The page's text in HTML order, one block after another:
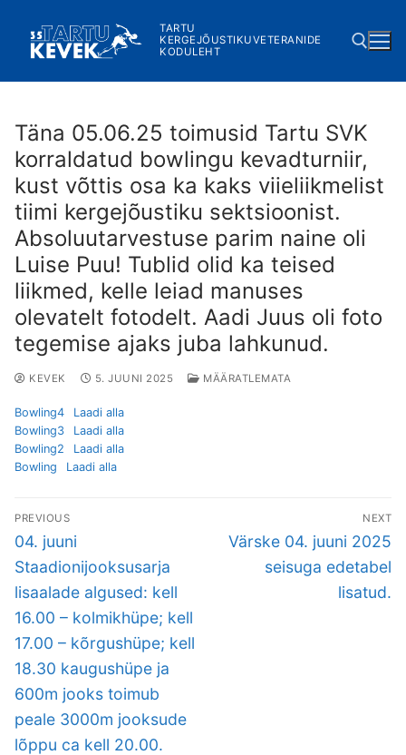
content
TARTU
KERGEJÕUSTIKUVETERANIDE
KODULEHT
Täna 05.06.25 toimusid Tartu SVK
korraldatud bowlingu kevadturniir,
kust võttis osa ka kaks viieliikmelist
tiimi kergejõustiku sektsioonist.
Absoluutarvestuse parim naine oli
Luise Puu! Tublid olid ka teised
liikmed, kelle leiad manuses
olevatelt fotodelt. Aadi Juus oli foto
tegemise ajaks juba lahkunud.
KEVEK 5. JUUNI 2025 MÄÄRATLEMATA
Bowling4
Laadi alla
Bowling3
Laadi alla
Bowling2
Laadi alla
Bowling
Laadi alla
Navigeerimine
PREVIOUS
Previous
post:
04. juuni
Staadionijooksusarja
lisaalade algused: kell
16.00 – kolmikhüpe; kell
17.00 – kõrgushüpe; kell
18.30 kaugushüpe ja
600m jooks toimub
peale 3000m jooksude
lõppu ca kell 20.00.
NEXT
Next
Värske 04. juuni 2025
seisuga edetabel
lisatud.